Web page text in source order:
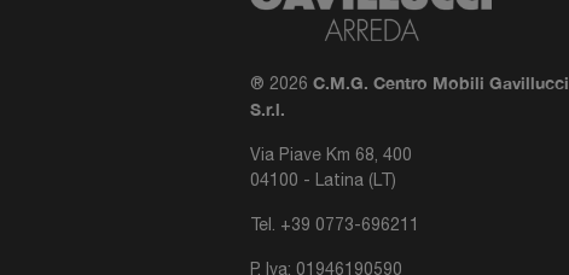
® 2026 C.M.G. Centro Mobili Gavillucci
S.r.l.
Via Piave Km 68, 400
04100 - Latina (LT)
Tel. +39 0773-696211
P. Iva: 01946190590